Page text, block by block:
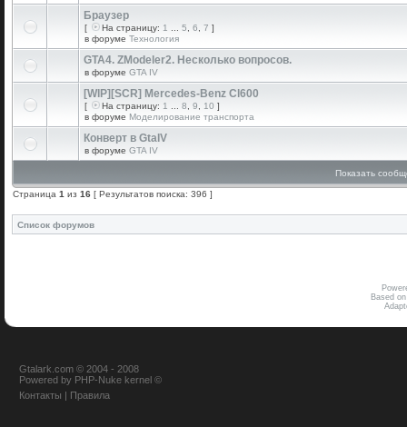
Браузер
[ На страницу: 1 5 6 7 ]
в форуме Технология
GTA4. ZModeler2. Несколько вопросов.
в форуме GTA IV
[WIP][SCR] Mercedes-Benz Cl600
[ На страницу: 1 8 9 10 ]
в форуме Моделирование транспорта
Конверт в GtaIV
в форуме GTA IV
Показать
Страница 1 из 16 [ Результатов поиска: 396 ]
Список форумов
Based
Gtalark.com © 2004 - 2008
Powered by PHP-Nuke kernel ©
Контакты | Правила